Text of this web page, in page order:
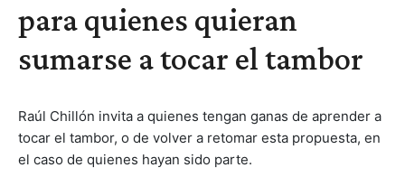
para quienes quieran
sumarse a tocar el tambor
Raúl Chillón invita a quienes tengan ganas de aprender a
tocar el tambor, o de volver a retomar esta propuesta, en
el caso de quienes hayan sido parte.